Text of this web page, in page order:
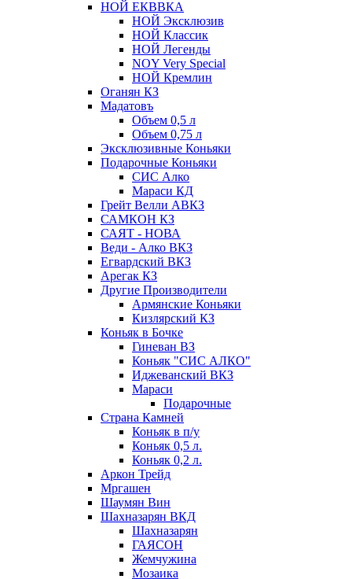
НОЙ ЕКВВКА
НОЙ Эксклюзив
НОЙ Классик
НОЙ Легенды
NOY Very Speсial
НОЙ Кремлин
Оганян КЗ
Мадатовъ
Объем 0,5 л
Объем 0,75 л
Эксклюзивные Коньяки
Подарочные Коньяки
СИС Алко
Мараси КД
Грейт Велли АВКЗ
САМКОН КЗ
САЯТ - НОВА
Веди - Алко ВКЗ
Егвардский ВКЗ
Арегак КЗ
Другие Производители
Армянские Коньяки
Кизлярский КЗ
Коньяк в Бочке
Гиневан ВЗ
Коньяк "СИС АЛКО"
Иджеванский ВКЗ
Мараси
Подарочные
Страна Камней
Коньяк в п/у
Коньяк 0,5 л.
Коньяк 0,2 л.
Аркон Трейд
Мргашен
Шаумян Вин
Шахназарян ВКД
Шахназарян
ГАЯСОН
Жемчужина
Мозаика